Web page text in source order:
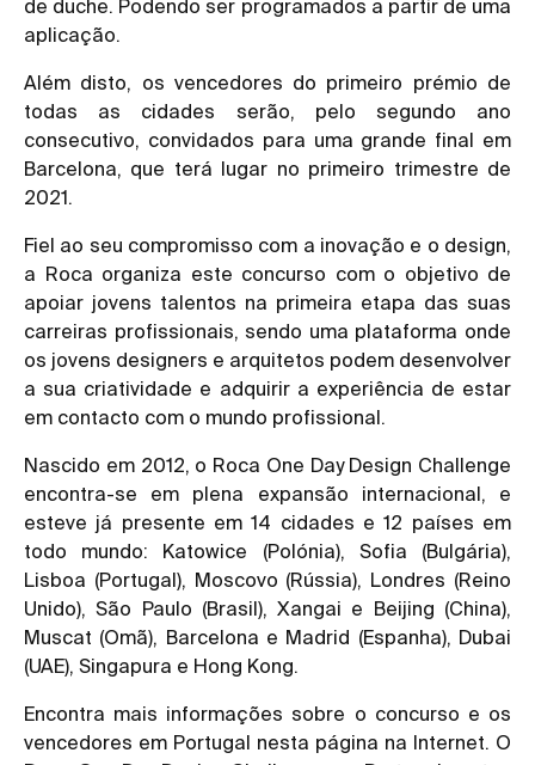
de duche. Podendo ser programados a partir de uma
aplicação.
Além disto, os vencedores do primeiro prémio de
todas as cidades serão, pelo segundo ano
consecutivo, convidados para uma grande final em
Barcelona, que terá lugar no primeiro trimestre de
2021.
Fiel ao seu compromisso com a inovação e o design,
a Roca organiza este concurso com o objetivo de
apoiar jovens talentos na primeira etapa das suas
carreiras profissionais, sendo uma plataforma onde
os jovens designers e arquitetos podem desenvolver
a sua criatividade e adquirir a experiência de estar
em contacto com o mundo profissional.
Nascido em 2012, o Roca One Day Design Challenge
encontra-se em plena expansão internacional, e
esteve já presente em 14 cidades e 12 países em
todo mundo: Katowice (Polónia), Sofia (Bulgária),
Lisboa (Portugal), Moscovo (Rússia), Londres (Reino
Unido), São Paulo (Brasil), Xangai e Beijing (China),
Muscat (Omã), Barcelona e Madrid (Espanha), Dubai
(UAE), Singapura e Hong Kong.
Encontra mais informações sobre o concurso e os
vencedores em Portugal nesta página na Internet. O